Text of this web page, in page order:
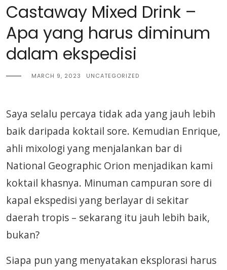
Castaway Mixed Drink –
Apa yang harus diminum
dalam ekspedisi
MARCH 9, 2023 UNCATEGORIZED
Saya selalu percaya tidak ada yang jauh lebih
baik daripada koktail sore. Kemudian Enrique,
ahli mixologi yang menjalankan bar di
National Geographic Orion menjadikan kami
koktail khasnya. Minuman campuran sore di
kapal ekspedisi yang berlayar di sekitar
daerah tropis – sekarang itu jauh lebih baik,
bukan?
Siapa pun yang menyatakan eksplorasi harus